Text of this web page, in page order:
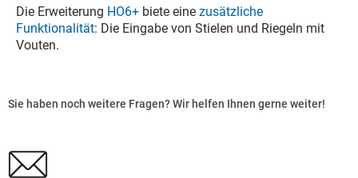
Die Erweiterung HO6+ biete eine zusätzliche
Funktionalität: Die Eingabe von Stielen und Riegeln mit
Vouten.
Sie haben noch weitere Fragen? Wir helfen Ihnen gerne weiter!